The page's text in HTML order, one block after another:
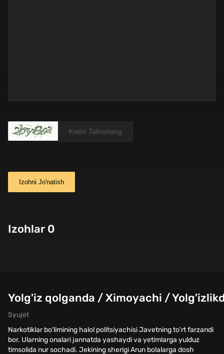
Izohni Jo'natish
Izohlar 0
Yolg'iz qolganda / Ximoyachi /
Syujet
Narkotiklar bo'limining halol politsiyachisi Javetning to'rt farzandi
bor. Ularning onalari jannatda yashaydi va yetimlarga yulduz
timsolida nur sochadi. Jekining sherigi Arun bolalarga dosh